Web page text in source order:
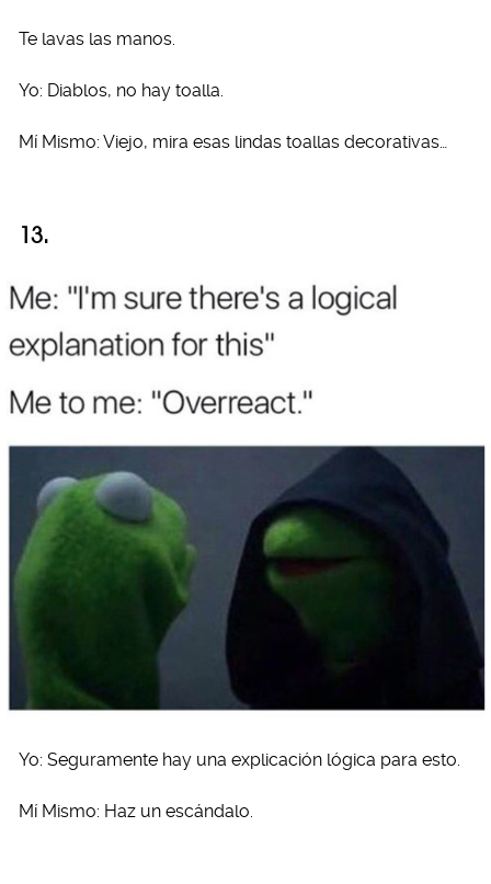
Te lavas las manos.
Yo: Diablos, no hay toalla.
Mí Mismo: Viejo, mira esas lindas toallas decorativas…
13.
Yo: Seguramente hay una explicación lógica para esto.
Mí Mismo: Haz un escándalo.